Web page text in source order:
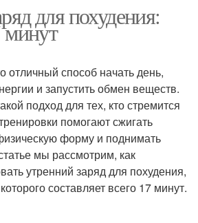
для похудения:
минут
отличный способ начать день,
и запустить обмен веществ.
подход для тех, кто стремится
помогают сжигать
форму и поднимать
мы рассмотрим, как
утренний заряд для похудения,
составляет всего 17 минут.